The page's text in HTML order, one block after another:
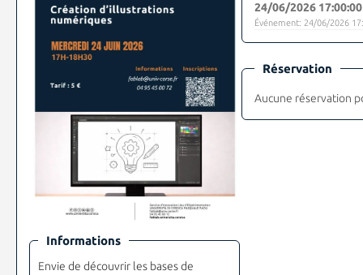
Informations
Envie de découvrir les bases de
24/06/2026 17:00:00
Événement: 24/06/2026
Réservation
Aucune réservation